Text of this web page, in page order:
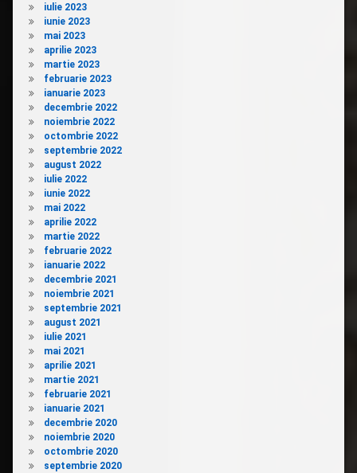
iulie 2023
iunie 2023
mai 2023
aprilie 2023
martie 2023
februarie 2023
ianuarie 2023
decembrie 2022
noiembrie 2022
octombrie 2022
septembrie 2022
august 2022
iulie 2022
iunie 2022
mai 2022
aprilie 2022
martie 2022
februarie 2022
ianuarie 2022
decembrie 2021
noiembrie 2021
septembrie 2021
august 2021
iulie 2021
mai 2021
aprilie 2021
martie 2021
februarie 2021
ianuarie 2021
decembrie 2020
noiembrie 2020
octombrie 2020
septembrie 2020